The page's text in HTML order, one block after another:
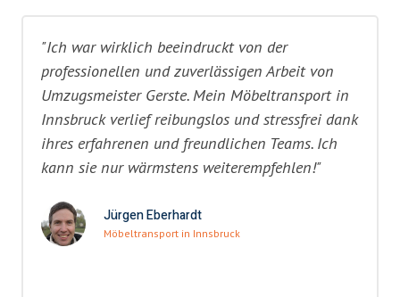
"Ich war wirklich beeindruckt von der
professionellen und zuverlässigen Arbeit von
Umzugsmeister Gerste. Mein Möbeltransport in
Innsbruck verlief reibungslos und stressfrei dank
ihres erfahrenen und freundlichen Teams. Ich
kann sie nur wärmstens weiterempfehlen!"
Jürgen Eberhardt
Möbeltransport in Innsbruck